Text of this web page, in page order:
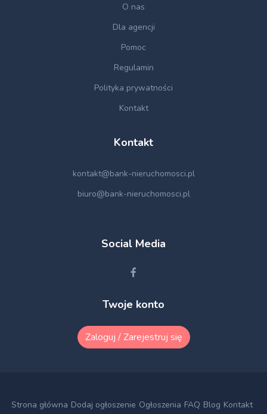
O nas
Dla agencji
Pomoc
Regulamin
Polityka prywatności
Kontakt
Kontakt
kontakt@bank-nieruchomosci.pl
biuro@bank-nieruchomosci.pl
Social Media
Twoje konto
Zaloguj / Zarejestruj się
Strona główna Dodaj ogłoszenie Ogłoszenia FAQ Blog Kontakt